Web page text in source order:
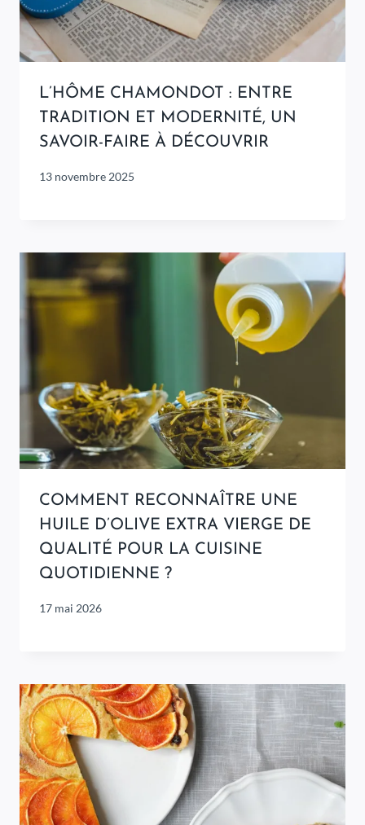
L’HÔME CHAMONDOT : ENTRE
TRADITION ET MODERNITÉ, UN
SAVOIR-FAIRE À DÉCOUVRIR
13 novembre 2025
COMMENT RECONNAÎTRE UNE
HUILE D’OLIVE EXTRA VIERGE DE
QUALITÉ POUR LA CUISINE
QUOTIDIENNE ?
17 mai 2026